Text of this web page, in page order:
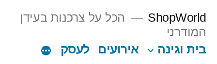
content
ShopWorld
הכל על צרכנות בעידן
המודרני
בית וגינה
אירועים לעסק